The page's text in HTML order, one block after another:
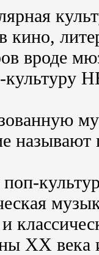
кино,
вроде
называют
XX века